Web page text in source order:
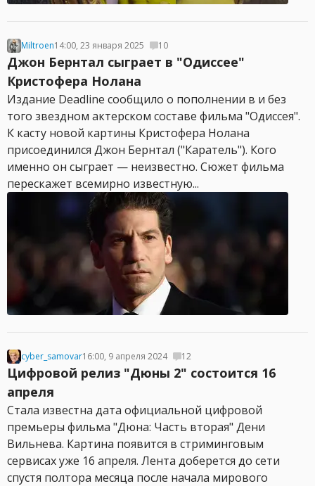
Miltroen14:00, 23 января 2025 10
Джон Бернтал сыграет в "Одиссее"
Кристофера Нолана
Издание Deadline сообщило о пополнении в и без
того звездном актерском составе фильма "Одиссея".
К касту новой картины Кристофера Нолана
присоединился Джон Бернтал ("Каратель"). Кого
именно он сыграет — неизвестно. Сюжет фильма
перескажет всемирно известную...
cyber_samovar16:00, 9 апреля 2024 12
Цифровой релиз "Дюны 2" состоится 16
апреля
Стала известна дата официальной цифровой
премьеры фильма "Дюна: Часть вторая" Дени
Вильнева. Картина появится в стриминговым
сервисах уже 16 апреля. Лента доберется до сети
спустя полтора месяца после начала мирового